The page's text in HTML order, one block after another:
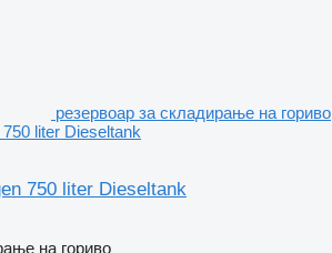
резервоар за складирање на гориво
liter Dieseltank
750 liter Dieseltank
на гориво